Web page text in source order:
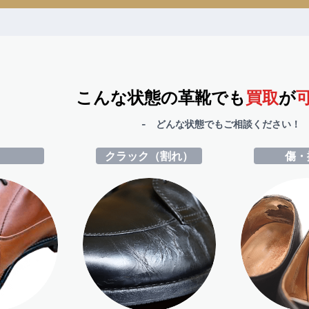
こんな状態の革靴でも買取が
- どんな状態でもご相談ください
クラック（割れ） 傷